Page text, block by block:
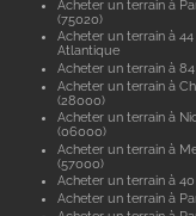
Acheter un terrain à
(75020)
Acheter un terrain à
Atlantique
Acheter un terrain à
Acheter un terrain à
(28000)
Acheter un terrain à
(06000)
Acheter un terrain à
(57000)
Acheter un terrain à
Acheter un terrain à